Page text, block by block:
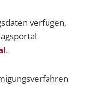
verfügen,
.